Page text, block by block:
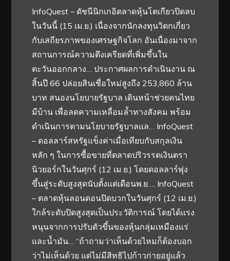
InfoQuest – ดัชนีนิกเกอิตลาดหุ้นโตเกียวปิดลบ
ในวันนี้ (15 เม.ย.) เนื่องจากนักลงทุนวิตกเกี่ยว
กับเสถียรภาพของเศรษฐกิจโลก อันเนื่องมาจาก
สถานการณ์ความตึงเครียดที่เพิ่มขึ้นใน
ตะวันออกกลาง… ประกาศผลการดำเนินงาน ณ
สิ้นปี 66 ปล่อยสินเชื่อใหม่สูงถึง 253,860 ล้าน
บาท สนองนโยบายรัฐบาล เดินหน้าช่วยคนไทย
มีบ้าน เพื่อลดความเหลื่อมล้ำทางสังคม พร้อม
ดำเนินการตามนโยบายรัฐบาลแล… InfoQuest
– ดอลลาร์สหรัฐแข็งค่าเมื่อเทียบกับสกุลเงิน
หลัก ๆ ในการซื้อขายที่ตลาดปริวรรตเงินตรา
นิวยอร์กในวันศุกร์ (12 เม.ย.) โดยดอลลาร์พุ่ง
ขึ้นสู่ระดับสูงสุดนับตั้งแต่เดือนพ.ย…. InfoQuest
– ตลาดหุ้นลอนดอนปิดบวกในวันศุกร์ (12 เม.ย.)
ใกล้ระดับปิดสูงสุดเป็นประวัติการณ์ โดยได้แรง
หนุนจากการปรับตัวขึ้นของหุ้นกลุ่มเหมืองแร่
และน้ำมัน… “ถ้าถามว่าเห็นด้วยไหมก็ต้องบอก
ว่าไม่เห็นด้วย แต่ไม่มีสิทธิไปก้าวก่ายอยู่แล้ว